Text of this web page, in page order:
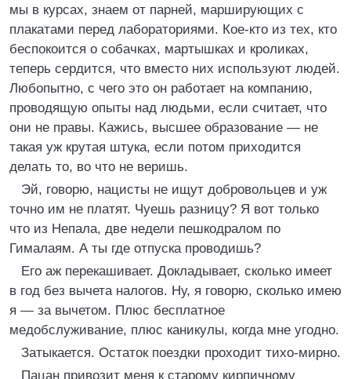
мы в курсах, знаем от парней, марширующих с
плакатами перед лабораториями. Кое-кто из тех, кто
беспокоится о собачках, мартышках и кроликах,
теперь сердится, что вместо них используют людей.
Любопытно, с чего это он работает на компанию,
проводящую опыты над людьми, если считает, что
они не правы. Кажись, высшее образование — не
такая уж крутая штука, если потом приходится
делать то, во что не веришь.
Эй, говорю, нацисты не ищут добровольцев и уж
точно им не платят. Чуешь разницу? Я вот только
что из Непала, две недели пешкодралом по
Гималаям. А ты где отпуска проводишь?
Его аж перекашивает. Докладывает, сколько имеет
в год без вычета налогов. Ну, я говорю, сколько имею
я — за вычетом. Плюс бесплатное
медобслуживание, плюс каникулы, когда мне угодно.
Затыкается. Остаток поездки проходит тихо-мирно.
Пацан привозит меня к старому кирпичному